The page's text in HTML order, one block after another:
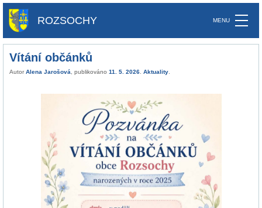
ROZSOCHY
Vítání občánků
Autor Alena Jarošová , publikováno 11. 5. 2026 Aktuality